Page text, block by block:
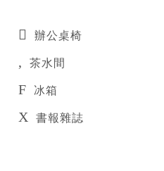
辦公桌椅
茶水間
冰箱
書報雜誌